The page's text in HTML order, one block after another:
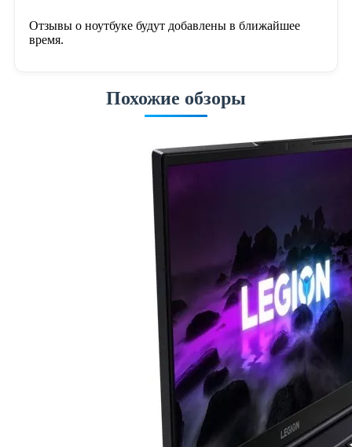
Отзывы о ноутбуке будут добавлены в ближайшее
время.
Похожие обзоры